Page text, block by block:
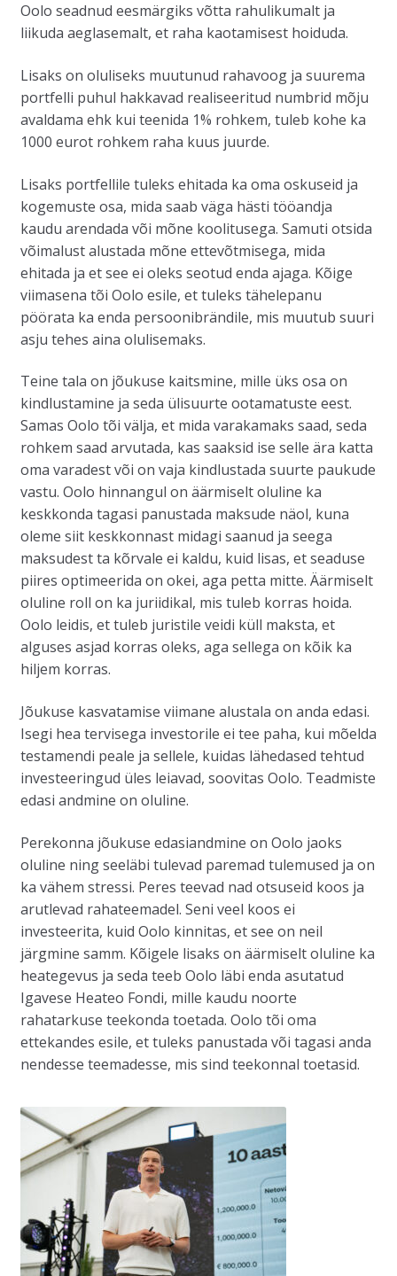
Oolo seadnud eesmärgiks võtta rahulikumalt ja
liikuda aeglasemalt, et raha kaotamisest hoiduda.
Lisaks on oluliseks muutunud rahavoog ja suurema
portfelli puhul hakkavad realiseeritud numbrid mõju
avaldama ehk kui teenida 1% rohkem, tuleb kohe ka
1000 eurot rohkem raha kuus juurde.
Lisaks portfellile tuleks ehitada ka oma oskuseid ja
kogemuste osa, mida saab väga hästi tööandja
kaudu arendada või mõne koolitusega. Samuti otsida
võimalust alustada mõne ettevõtmisega, mida
ehitada ja et see ei oleks seotud enda ajaga. Kõige
viimasena tõi Oolo esile, et tuleks tähelepanu
pöörata ka enda persoonibrändile, mis muutub suuri
asju tehes aina olulisemaks.
Teine tala on jõukuse kaitsmine, mille üks osa on
kindlustamine ja seda ülisuurte ootamatuste eest.
Samas Oolo tõi välja, et mida varakamaks saad, seda
rohkem saad arvutada, kas saaksid ise selle ära katta
oma varadest või on vaja kindlustada suurte paukude
vastu. Oolo hinnangul on äärmiselt oluline ka
keskkonda tagasi panustada maksude näol, kuna
oleme siit keskkonnast midagi saanud ja seega
maksudest ta kõrvale ei kaldu, kuid lisas, et seaduse
piires optimeerida on okei, aga petta mitte. Äärmiselt
oluline roll on ka juriidikal, mis tuleb korras hoida.
Oolo leidis, et tuleb juristile veidi küll maksta, et
alguses asjad korras oleks, aga sellega on kõik ka
hiljem korras.
Jõukuse kasvatamise viimane alustala on anda edasi.
Isegi hea tervisega investorile ei tee paha, kui mõelda
testamendi peale ja sellele, kuidas lähedased tehtud
investeeringud üles leiavad, soovitas Oolo. Teadmiste
edasi andmine on oluline.
Perekonna jõukuse edasiandmine on Oolo jaoks
oluline ning seeläbi tulevad paremad tulemused ja on
ka vähem stressi. Peres teevad nad otsuseid koos ja
arutlevad rahateemadel. Seni veel koos ei
investeerita, kuid Oolo kinnitas, et see on neil
järgmine samm. Kõigele lisaks on äärmiselt oluline ka
heategevus ja seda teeb Oolo läbi enda asutatud
Igavese Heateo Fondi, mille kaudu noorte
rahatarkuse teekonda toetada. Oolo tõi oma
ettekandes esile, et tuleks panustada või tagasi anda
nendesse teemadesse, mis sind teekonnal toetasid.